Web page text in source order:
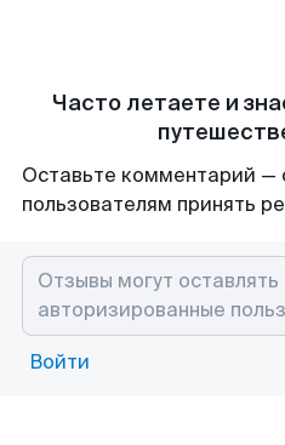
Часто летаете и
Оставьте комментарий —
пользователям принять
Войти